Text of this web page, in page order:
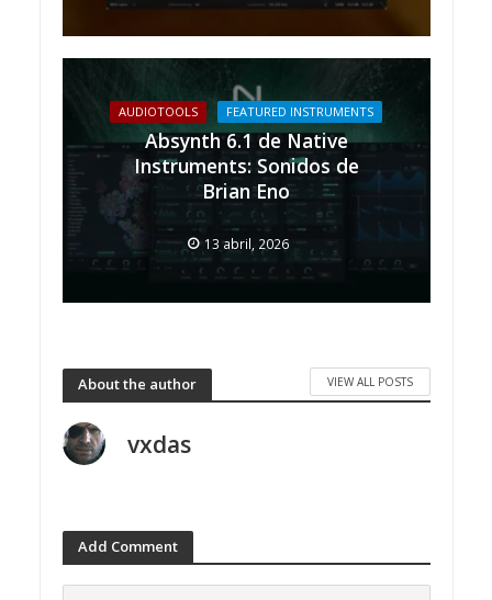
AUDIOTOOLS FEATURED INSTRUMENTS
Absynth 6.1 de Native
Instruments: Sonidos de
Brian Eno
13 abril, 2026
About the author VIEW ALL POSTS
vxdas
Add Comment